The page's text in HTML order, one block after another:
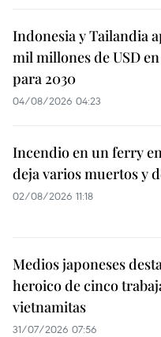
Indonesia y Tailandia
mil millones de USD
para 2030
04/08/2026 04:23
Incendio en un ferry
deja varios muertos y
02/08/2026 11:18
Medios japoneses
heroico de cinco
vietnamitas
31/07/2026 07:56